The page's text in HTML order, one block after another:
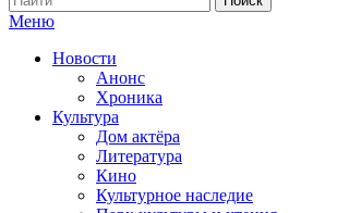
Меню
Новости
Анонс
Хроника
Культура
Дом актёра
Литература
Кино
Культурное наследие